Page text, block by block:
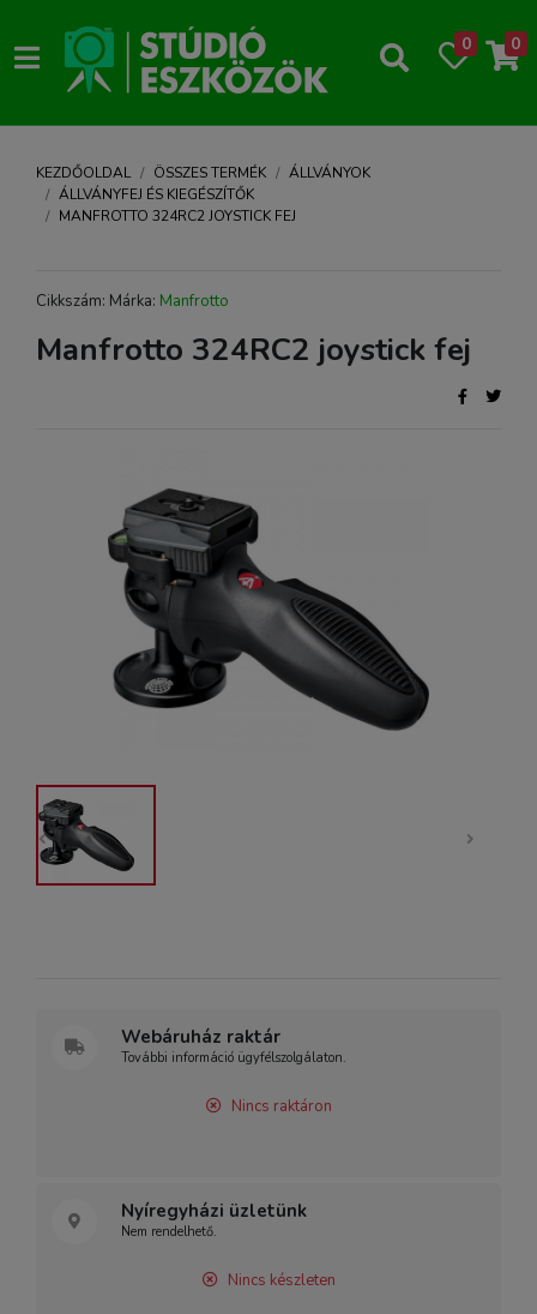
0 0
KEZDŐOLDAL ÖSSZES TERMÉK
ÁLLVÁNYOK
ÁLLVÁNYFEJ ÉS KIEGÉSZÍTŐK
MANFROTTO 324RC2 JOYSTICK FEJ
Cikkszám: Márka: Manfrotto
Manfrotto 324RC2 joystick fej
Webáruház raktár
További információ ügyfélszolgálaton.
Nincs raktáron
Nyíregyházi üzletünk
Nem rendelhető.
Nincs készleten